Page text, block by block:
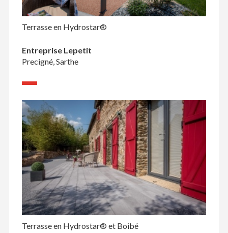
Terrasse en Hydrostar®
Entreprise Lepetit
Precigné, Sarthe
Terrasse en Hydrostar® et Boibé